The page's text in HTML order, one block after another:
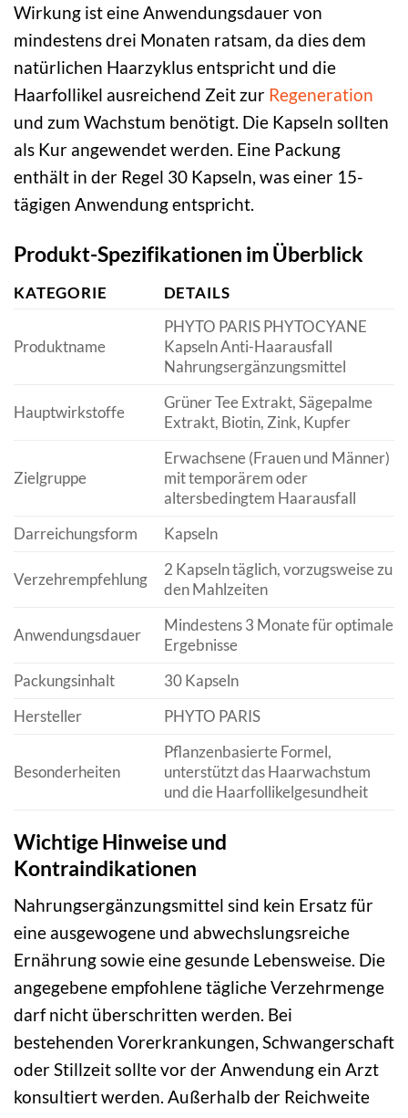
Wirkung ist eine Anwendungsdauer von
mindestens drei Monaten ratsam, da dies dem
natürlichen Haarzyklus entspricht und die
Haarfollikel ausreichend Zeit zur Regeneration
und zum Wachstum benötigt. Die Kapseln sollten
als Kur angewendet werden. Eine Packung
enthält in der Regel 30 Kapseln, was einer 15-
tägigen Anwendung entspricht.
Produkt-Spezifikationen im Überblick
KATEGORIE DETAILS
Produktname
PHYTO PARIS PHYTOCYANE
Kapseln Anti-Haarausfall
Nahrungsergänzungsmittel
Hauptwirkstoffe
Grüner Tee Extrakt, Sägepalme
Extrakt, Biotin, Zink, Kupfer
Zielgruppe
Erwachsene (Frauen und Männer)
mit temporärem oder
altersbedingtem Haarausfall
Darreichungsform
Kapseln
Verzehrempfehlung
2 Kapseln täglich, vorzugsweise zu
den Mahlzeiten
Anwendungsdauer
Mindestens 3 Monate für optimale
Ergebnisse
Packungsinhalt
30 Kapseln
Hersteller
PHYTO PARIS
Besonderheiten
Pflanzenbasierte Formel,
unterstützt das Haarwachstum
und die Haarfollikelgesundheit
Wichtige Hinweise und
Kontraindikationen
Nahrungsergänzungsmittel sind kein Ersatz für
eine ausgewogene und abwechslungsreiche
Ernährung sowie eine gesunde Lebensweise. Die
angegebene empfohlene tägliche Verzehrmenge
darf nicht überschritten werden. Bei
bestehenden Vorerkrankungen, Schwangerschaft
oder Stillzeit sollte vor der Anwendung ein Arzt
konsultiert werden. Außerhalb der Reichweite